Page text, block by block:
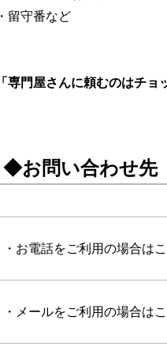
・留守番など
「専門屋さんに頼むのはチ
◆お問い合わせ先
・お電話をご利用の場合
・メールをご利用の場合